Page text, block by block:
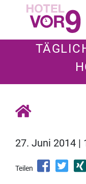
27. Juni 2014 |
Teilen